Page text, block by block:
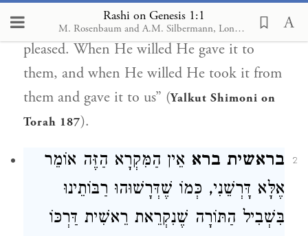
Rashi on Genesis 1:1
M. Rosenbaum and A.M. Silbermann, London, 1929-1934
He; He created it and gave it to whom He
pleased. When He willed He gave it to
them, and when He willed He took it from
them and gave it to us” (Yalkut Shimoni on
Torah 187).
2 בראשית ברא אֵין הַמִּקְרָא הַזֶּה אוֹמֵר
אֶלָּא דָּרְשֵׁנִי, כְּמוֹ שֶׁדְּרָשׁוּהוּ רַבּוֹתֵינוּ
בִּשְׁבִיל הַתּוֹרָה שֶׁנִקְרֵאת רֵאשִׁית דַּרְכּוֹ